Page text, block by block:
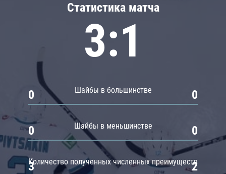
Статистика матча
3:1
Шайбы в большинстве
0 0
Шайбы в меньшинстве
0 0
Количество полученных численных преимуществ
3 2